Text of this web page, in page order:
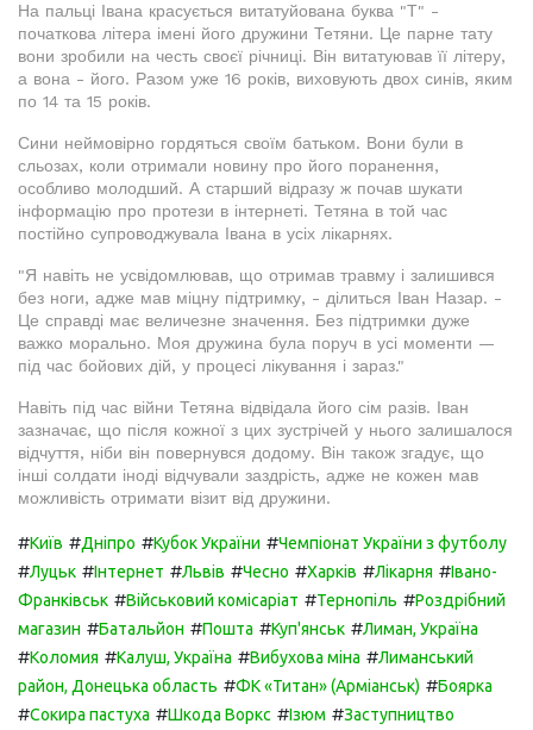
На пальці Івана красується витатуйована буква "Т" -
початкова літера імені його дружини Тетяни. Це парне тату
вони зробили на честь своєї річниці. Він витатуював її літеру,
а вона - його. Разом уже 16 років, виховують двох синів, яким
по 14 та 15 років.
Сини неймовірно гордяться своїм батьком. Вони були в
сльозах, коли отримали новину про його поранення,
особливо молодший. А старший відразу ж почав шукати
інформацію про протези в інтернеті. Тетяна в той час
постійно супроводжувала Івана в усіх лікарнях.
"Я навіть не усвідомлював, що отримав травму і залишився
без ноги, адже мав міцну підтримку, - ділиться Іван Назар. -
Це справді має величезне значення. Без підтримки дуже
важко морально. Моя дружина була поруч в усі моменти —
під час бойових дій, у процесі лікування і зараз."
Навіть під час війни Тетяна відвідала його сім разів. Іван
зазначає, що після кожної з цих зустрічей у нього залишалося
відчуття, ніби він повернувся додому. Він також згадує, що
інші солдати іноді відчували заздрість, адже не кожен мав
можливість отримати візит від дружини.
#Київ #Дніпро #Кубок України #Чемпіонат України з футболу
#Луцьк #Інтернет #Львів #Чесно #Харків #Лікарня #Івано-
Франківськ #Військовий комісаріат #Тернопіль #Роздрібний
магазин #Батальйон #Пошта #Куп'янськ #Лиман, Україна
#Коломия #Калуш, Україна #Вибухова міна #Лиманський
район, Донецька область #ФК «Титан» (Арміанськ) #Боярка
#Сокира пастуха #Шкода Воркс #Ізюм #Заступництво